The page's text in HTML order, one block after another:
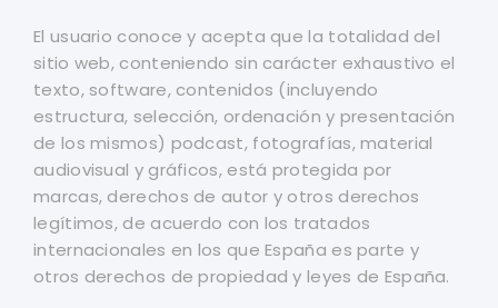
El usuario conoce y acepta que la totalidad del
sitio web, conteniendo sin carácter exhaustivo el
texto, software, contenidos (incluyendo
estructura, selección, ordenación y presentación
de los mismos) podcast, fotografías, material
audiovisual y gráficos, está protegida por
marcas, derechos de autor y otros derechos
legítimos, de acuerdo con los tratados
internacionales en los que España es parte y
otros derechos de propiedad y leyes de España.